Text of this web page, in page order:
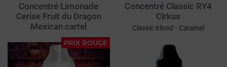
Concentré Limonade
Cerise Fruit du Dragon
Mexican cartel
Concentré Classic RY4
Cirkus
Classic blond - Caramel
PRIX ROUGE